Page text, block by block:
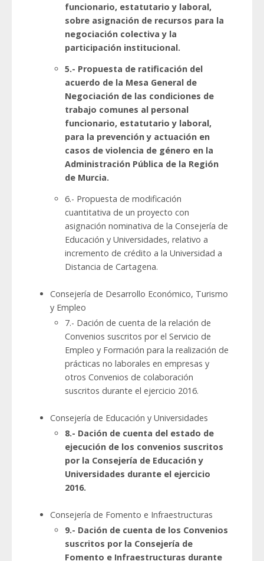
funcionario, estatutario y laboral,
sobre asignación de recursos para la
negociación colectiva y la
participación institucional.
5.- Propuesta de ratificación del
acuerdo de la Mesa General de
Negociación de las condiciones de
trabajo comunes al personal
funcionario, estatutario y laboral,
para la prevención y actuación en
casos de violencia de género en la
Administración Pública de la Región
de Murcia.
6.- Propuesta de modificación
cuantitativa de un proyecto con
asignación nominativa de la Consejería de
Educación y Universidades, relativo a
incremento de crédito a la Universidad a
Distancia de Cartagena.
Consejería de Desarrollo Económico, Turismo
y Empleo
7.- Dación de cuenta de la relación de
Convenios suscritos por el Servicio de
Empleo y Formación para la realización de
prácticas no laborales en empresas y
otros Convenios de colaboración
suscritos durante el ejercicio 2016.
Consejería de Educación y Universidades
8.- Dación de cuenta del estado de
ejecución de los convenios suscritos
por la Consejería de Educación y
Universidades durante el ejercicio
2016.
Consejería de Fomento e Infraestructuras
9.- Dación de cuenta de los Convenios
suscritos por la Consejería de
Fomento e Infraestructuras durante